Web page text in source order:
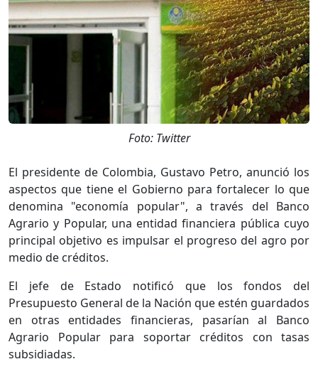
Foto: Twitter
El presidente de Colombia, Gustavo Petro, anunció los
aspectos que tiene el Gobierno para fortalecer lo que
denomina "economía popular", a través del Banco
Agrario y Popular, una entidad financiera pública cuyo
principal objetivo es impulsar el progreso del agro por
medio de créditos.
El jefe de Estado notificó que los fondos del
Presupuesto General de la Nación que estén guardados
en otras entidades financieras, pasarían al Banco
Agrario Popular para soportar créditos con tasas
subsidiadas.